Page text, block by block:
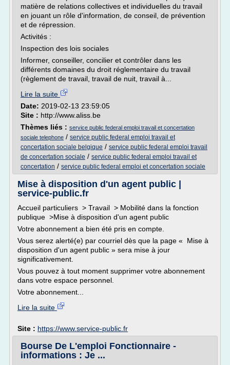
matière de relations collectives et individuelles du travail
en jouant un rôle d'information, de conseil, de prévention
et de répression.
Activités :
Inspection des lois sociales
Informer, conseiller, concilier et contrôler dans les
différents domaines du droit réglementaire du travail
(règlement de travail, travail de nuit, travail à...
Lire la suite
Date: 2019-02-13 23:59:05
Site : http://www.aliss.be
Thèmes liés : service public federal emploi travail et concertation
sociale telephone / service public federal emploi travail et
concertation sociale belgique / service public federal emploi travail
de concertation sociale / service public federal emploi travail et
concertation / service public federal emploi et concertation sociale
Mise à disposition d'un agent public |
service-public.fr
Accueil particuliers > Travail > Mobilité dans la fonction
publique >Mise à disposition d'un agent public
Votre abonnement a bien été pris en compte.
Vous serez alerté(e) par courriel dès que la page « Mise à
disposition d'un agent public » sera mise à jour
significativement.
Vous pouvez à tout moment supprimer votre abonnement
dans votre espace personnel.
Votre abonnement...
Lire la suite
Site : https://www.service-public.fr
Bourse De L'emploi Fonctionnaire -
informations : Je ...